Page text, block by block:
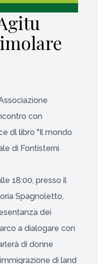
con
dl libro "Il mondo
di Fontisterni
18:00, presso il
Spagnoletto,
dei
a dialogare con
di donne
di land